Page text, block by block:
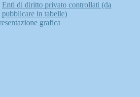
Enti di diritto privato controllati (da
pubblicare in tabelle)
grafica